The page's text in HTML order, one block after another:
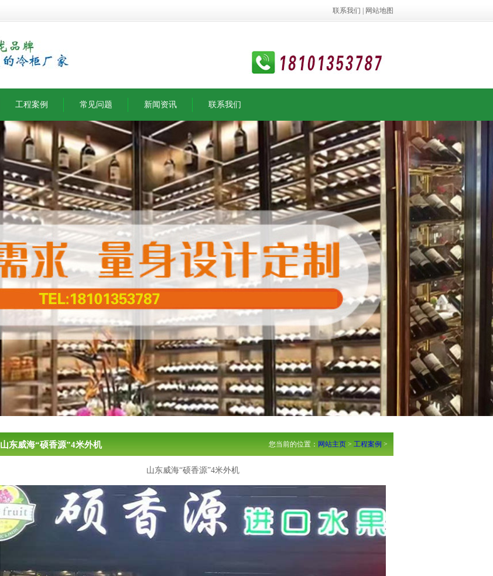
联系我们 网站地图
工程案例 常见问题 新闻资讯 联系我们
山东威海“硕香源”4米外机 您当前的位置： 网站主页> 工程案例 >
山东威海“硕香源”4米外机